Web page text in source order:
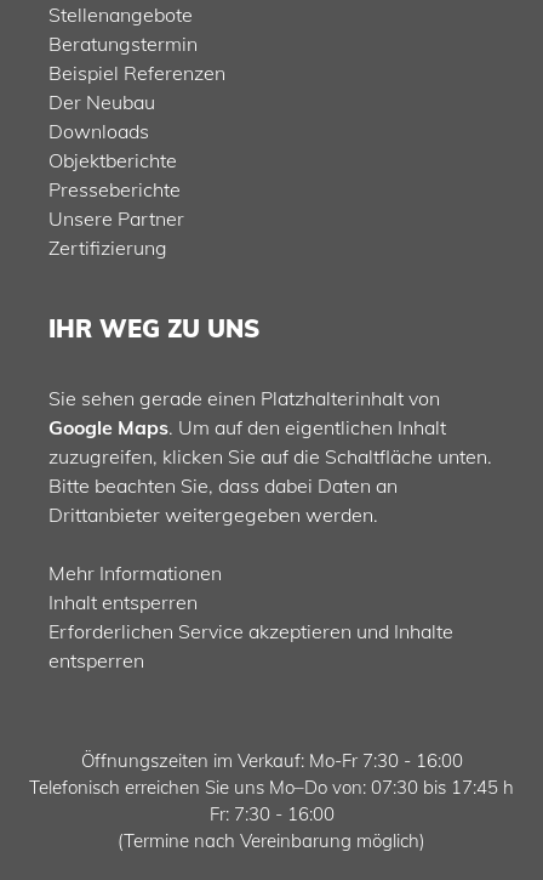
Stellenangebote
Beratungstermin
Beispiel Referenzen
Der Neubau
Downloads
Objektberichte
Presseberichte
Unsere Partner
Zertifizierung
IHR WEG ZU UNS
Sie sehen gerade einen Platzhalterinhalt von
Google Maps. Um auf den eigentlichen Inhalt
zuzugreifen, klicken Sie auf die Schaltfläche unten.
Bitte beachten Sie, dass dabei Daten an
Drittanbieter weitergegeben werden.
Mehr Informationen
Inhalt entsperren
Erforderlichen Service akzeptieren und Inhalte
entsperren
Öffnungszeiten im Verkauf: Mo-Fr 7:30 - 16:00
Telefonisch erreichen Sie uns Mo–Do von: 07:30 bis 17:45 h
Fr: 7:30 - 16:00
(Termine nach Vereinbarung möglich)